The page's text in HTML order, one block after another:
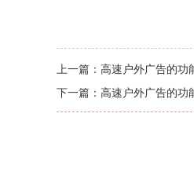
上一篇： 高速户外广告的功
下一篇： 高速户外广告的功